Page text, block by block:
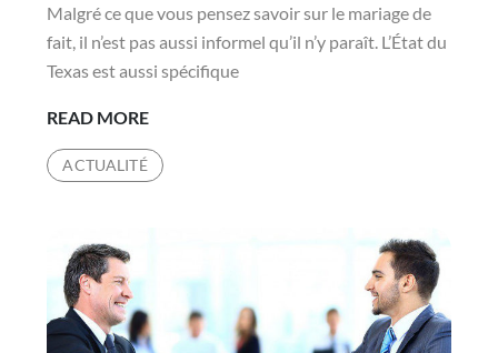
Malgré ce que vous pensez savoir sur le mariage de
fait, il n’est pas aussi informel qu’il n’y paraît. L’État du
Texas est aussi spécifique
READ MOREÊTES-
VOUS
VRAIMENT
?
ACTUALITÉ